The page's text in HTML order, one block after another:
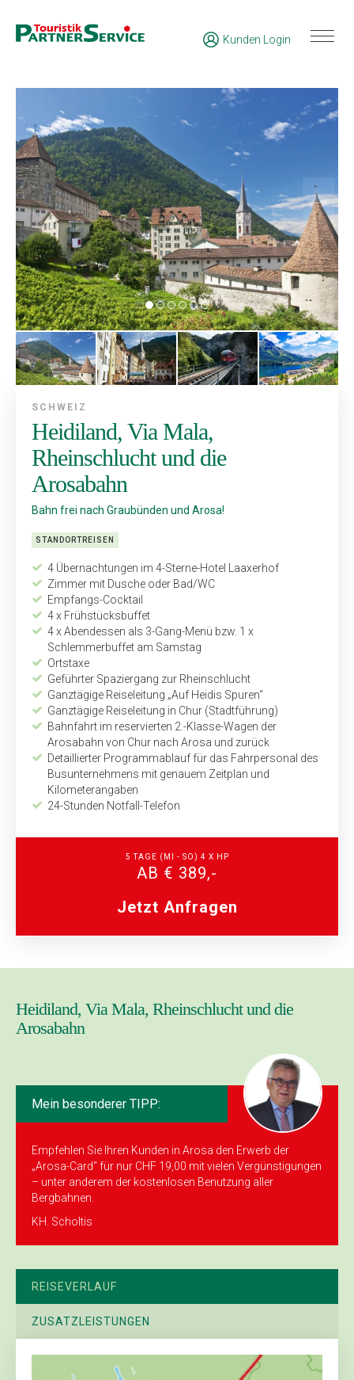
Kunden Login
SCHWEIZ
Heidiland, Via Mala,
Rheinschlucht und die
Arosabahn
Bahn frei nach Graubünden und Arosa!
STANDORTREISEN
4 Übernachtungen im 4-Sterne-Hotel Laaxerhof
Zimmer mit Dusche oder Bad/WC
Empfangs-Cocktail
4 x Frühstücksbuffet
4 x Abendessen als 3-Gang-Menü bzw. 1 x
Schlemmerbuffet am Samstag
Ortstaxe
Geführter Spaziergang zur Rheinschlucht
Ganztägige Reiseleitung „Auf Heidis Spuren“
Ganztägige Reiseleitung in Chur (Stadtführung)
Bahnfahrt im reservierten 2.-Klasse-Wagen der
Arosabahn von Chur nach Arosa und zurück
Detaillierter Programmablauf für das Fahrpersonal des
Bus­unternehmens mit genauem Zeitplan und
Kilometerangaben
24-Stunden Notfall-Telefon
5 TAGE (MI - SO) 4 X HP
AB € 389,-
Jetzt Anfragen
Heidiland, Via Mala, Rheinschlucht und die
Arosabahn
Mein besonderer TIPP:
Empfehlen Sie Ihren Kunden in Arosa den Erwerb der
„Arosa-Card“ für nur CHF 19,00 mit vielen Vergünstigungen
– unter anderem der kostenlosen Benutzung aller
Bergbahnen.
KH. Scholtis
REISEVERLAUF
ZUSATZLEISTUNGEN